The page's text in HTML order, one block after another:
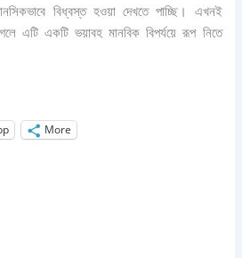
বিধ্বস্ত হওয়া দেখতে পাচ্ছি। এখনই
এটি একটি ভয়াবহ মানবিক বিপর্যয়ে রূপ নিতে
More